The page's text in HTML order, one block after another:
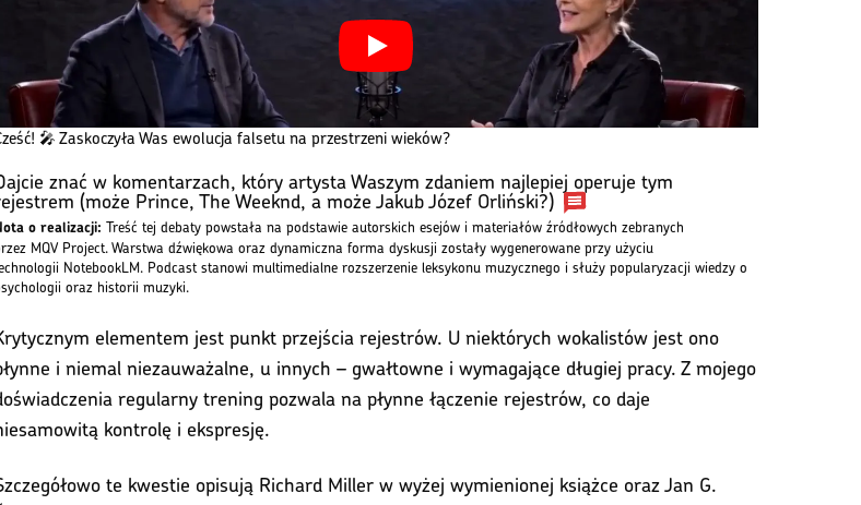
🎤 Zaskoczyła Was ewolucja falsetu na przestrzeni wieków?
znać w komentarzach, który artysta Waszym zdaniem najlepiej operuje tym
(może Prince, The Weeknd, a może Jakub Józef Orliński?)
o realizacji: Treść tej debaty powstała na podstawie autorskich esejów i materiałów źródłowych zebranych
MQV Project. Warstwa dźwiękowa oraz dynamiczna forma dyskusji zostały wygenerowane przy użyciu
NotebookLM. Podcast stanowi multimedialne rozszerzenie leksykonu muzycznego i służy popularyzacji wiedzy o
oraz historii muzyki.
elementem jest punkt przejścia rejestrów. U niektórych wokalistów jest ono
i niemal niezauważalne, u innych – gwałtowne i wymagające długiej pracy. Z mojego
regularny trening pozwala na płynne łączenie rejestrów, co daje
kontrolę i ekspresję.
te kwestie opisują Richard Miller w wyżej wymienionej książce oraz Jan G.